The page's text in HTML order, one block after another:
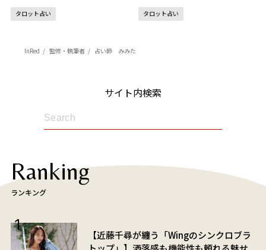
タロット占い タロット占い
InRed 監修・執筆者 占い師 みみた
サイト内検索
Ranking
ランキング
【近藤千尋が纏う「Wingのシンクロブラ